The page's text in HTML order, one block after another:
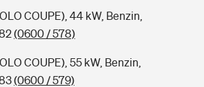
COUPE), 44 kW, Benzin,
(0600 / 578)
COUPE), 55 kW, Benzin,
(0600 / 579)